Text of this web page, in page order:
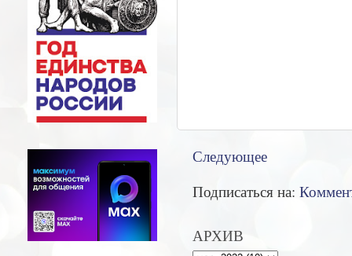
Следующее
Подписаться на:
АРХИВ